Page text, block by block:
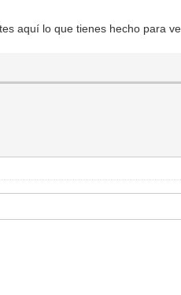
aquí lo que tienes hecho para